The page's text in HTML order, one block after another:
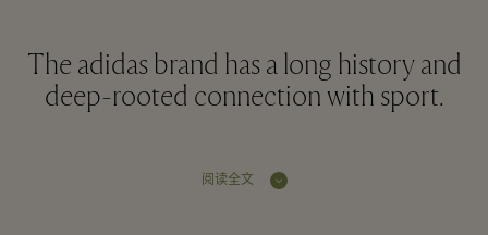
The adidas brand has a long history and
deep-rooted connection with sport.
阅读全文